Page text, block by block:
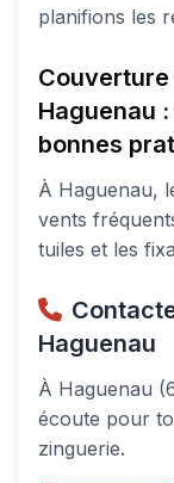
planifions les
Haguenau
bonnes
À Haguenau,
vents
tuiles et les
Haguenau
À Haguenau
écoute pour
zinguerie.